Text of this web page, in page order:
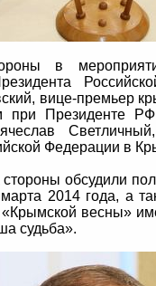
в
вице-премьер
при Президенте
Федерации в
обсудили
2014 года, а
весны»
судьба».